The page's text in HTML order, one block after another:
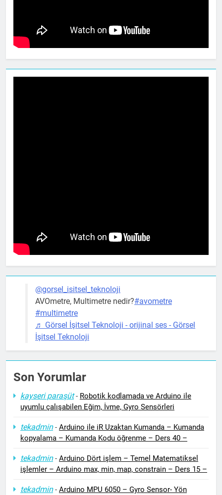
@gorsel_isitsel_teknoloji
AVOmetre, Multimetre nedir?#avometre
#multimetre
♬ Görsel İşitsel Teknoloji - orijinal ses - Görsel
İşitsel Teknoloji
Son Yorumlar
kayseri paraşüt- Robotik kodlamada ve Arduino ile
uyumlu çalışabilen Eğim, İvme, Gyro Sensörleri
tekadmin- Arduino ile iR Uzaktan Kumanda – Kumanda
kopyalama – Kumanda Kodu öğrenme – Ders 40 –
tekadmin- Arduino Dört işlem – Temel Matematiksel
işlemler – Arduino max, min, map, constrain – Ders 15 –
tekadmin- Arduino MPU 6050 – Gyro Sensor- Yön